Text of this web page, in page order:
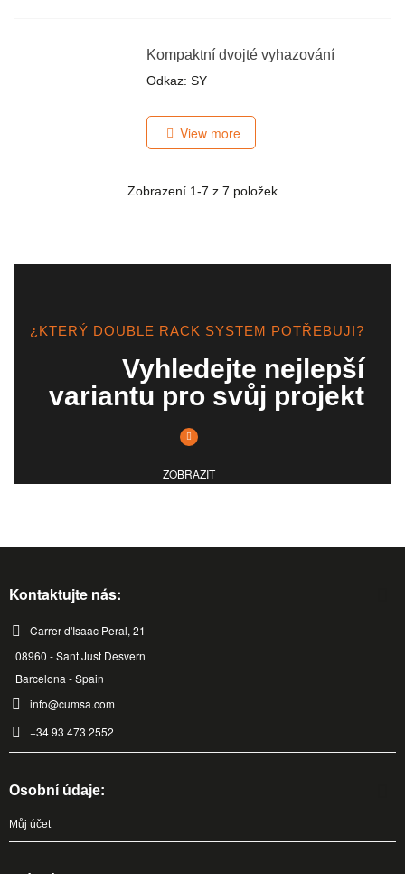
Kompaktní dvojté vyhazování
Odkaz: SY
View more
Zobrazení 1-7 z 7 položek
¿KTERÝ DOUBLE RACK SYSTEM POTŘEBUJI?
Vyhledejte nejlepší
variantu pro svůj projekt
ZOBRAZIT
Kontaktujte nás:
Carrer d'Isaac Peral, 21
08960 - Sant Just Desvern
Barcelona - Spain
info@cumsa.com
+34 93 473 2552
Osobní údaje:
Můj účet